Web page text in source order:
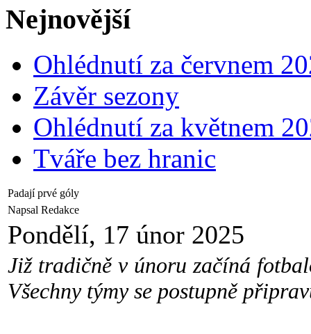
Nejnovější
Ohlédnutí za červnem
Závěr sezony
Ohlédnutí za květnem
Tváře bez hranic
Padají prvé góly
Napsal Redakce
Pondělí, 17 únor 2025
Již tradičně v únoru začíná
Všechny týmy se postupně